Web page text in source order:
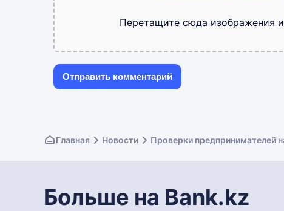
Перетащите сюда изображения
Главная Новости Проверки предпринимателей
Больше на Bank.kz